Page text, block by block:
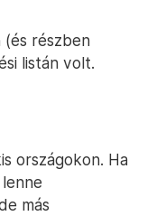
(és részben
listán volt.
országokon. Ha
más